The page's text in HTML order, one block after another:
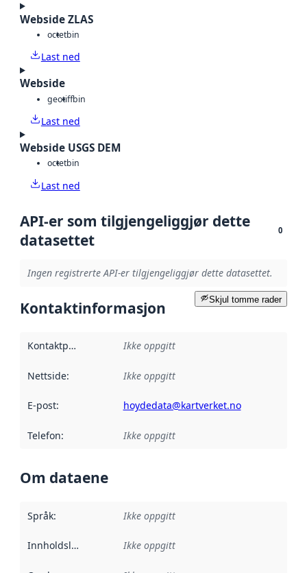
Webside ZLAS
octetbin
Last ned
Webside
geotiffbin
Last ned
Webside USGS DEM
octetbin
Last ned
API-er som tilgjengeliggjør dette
datasettet
0
Ingen registrerte API-er tilgjengeliggjør dette datasettet.
Skjul tomme rader
Kontaktinformasjon
Kontaktpunkt Ikke oppgitt
Nettside: Ikke oppgitt
E-post: hoydedata@kartverket.no
Telefon: Ikke oppgitt
Om dataene
Språk: Ikke oppgitt
Innholdsleverandører :
Ikke oppgitt